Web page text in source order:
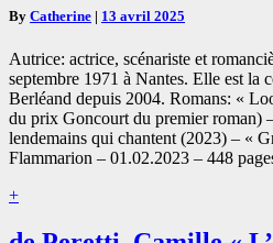
qui
(RLH2023)
448
pages
By Catherine | 13 avril 2025
Autrice: actrice, scénariste et
septembre 1971 à Nantes. Elle est la
Berléand depuis 2004. Romans: «
du prix Goncourt du premier roman)
lendemains qui chantent (2023) – «
Flammarion – 01.02.2023 – 448
+Read
de